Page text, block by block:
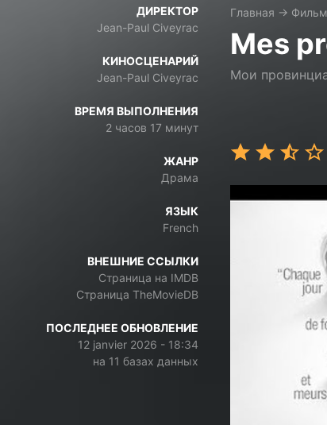
ДИРЕКТОР
Jean-Paul Civeyrac
КИНОСЦЕНАРИЙ
Jean-Paul Civeyrac
ВРЕМЯ ВЫПОЛНЕНИЯ
2 часов 17 минут
ЖАНР
Драма
ЯЗЫК
French
ВНЕШНИЕ ССЫЛКИ
Страница на IMDB
Страница TheMovieDB
ПОСЛЕДНЕЕ ОБНОВЛЕНИЕ
12 janvier 2026 - 18:34
на 11 базах данных
Главная →
Mes
Мои